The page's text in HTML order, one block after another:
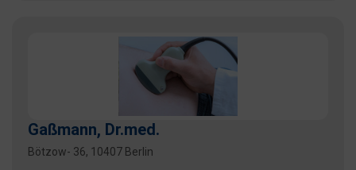
Gaßmann, Dr.med.
Bötzow- 36, 10407 Berlin